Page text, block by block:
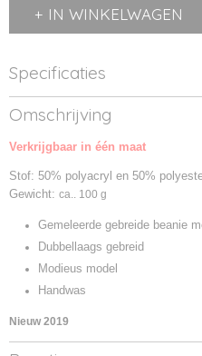
IN WINKELWAGEN
Specificaties
Productcode
MB7122-112846
Productcode leverancier
Omschrijving
Verkrijgbaar in één maat
Stof: 50% polyacryl en 50%
Gewicht: ca.. 100 g
Gemeleerde gebreide beanie
Dubbellaags gebreid
Modieus model
Handwas
Nieuw 2019